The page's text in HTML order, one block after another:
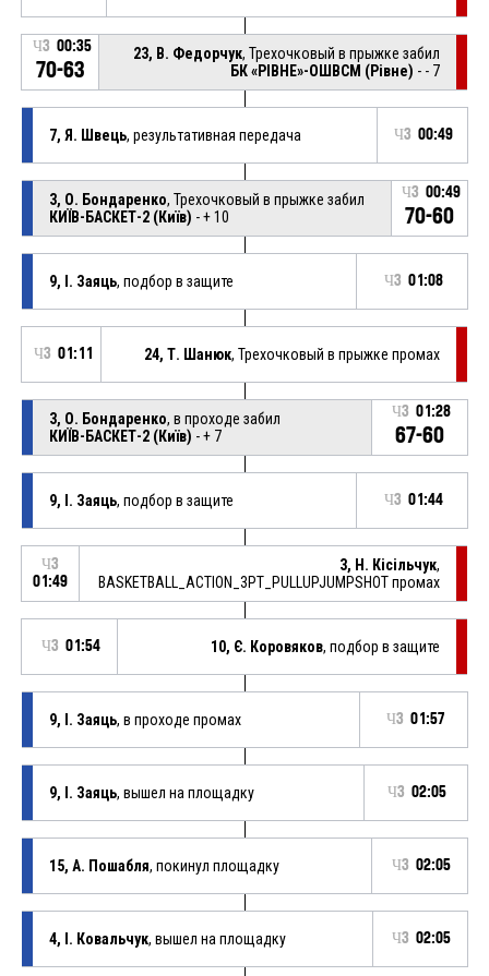
Ч3 00:35
70-63
23, В. Федорчук, Трехочковый в прыжке забил
БК «РІВНЕ»-ОШВСМ (Рівне) - - 7
7, Я. Швець, результативная передача Ч3 00:49
3, О. Бондаренко, Трехочковый в прыжке забил
КИЇВ-БАСКЕТ-2 (Київ) - + 10
Ч3 00:49
70-60
9, І. Заяць, подбор в защите Ч3 01:08
Ч3 01:11 24, Т. Шанюк, Трехочковый в прыжке промах
3, О. Бондаренко, в проходе забил
КИЇВ-БАСКЕТ-2 (Київ) - + 7
Ч3 01:28
67-60
9, І. Заяць, подбор в защите Ч3 01:44
Ч3
01:49
3, Н. Кісільчук,
BASKETBALL_ACTION_3PT_PULLUPJUMPSHOT промах
Ч3 01:54 10, Є. Коровяков, подбор в защите
9, І. Заяць, в проходе промах Ч3 01:57
9, І. Заяць, вышел на площадку Ч3 02:05
15, А. Пошабля, покинул площадку Ч3 02:05
4, І. Ковальчук, вышел на площадку Ч3 02:05